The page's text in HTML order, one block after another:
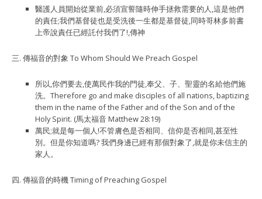
醫護人員開始從業前,必須宣誓隨時伸手拯救需要的人,這是他們
的責任;我們基督徒也是受洗後一生都是基督徒,同時哥林多前書
上帝說責任已經託付我們了!,傳神
三. 傳福音的對象 To Whom Should We Preach Gospel
所以,你們要去,使萬⺠作我的門徒,奉父、子、聖靈的名給他們施
洗。Therefore go and make disciples of all nations, baptizing
them in the name of the Father and of the Son and of the
Holy Spirit. (馬太福音 Matthew 28:19)
萬⺠;就是每一個人!不管膚色是否相同、信仰是否相同,甚至性
別。但是你知道嗎? 我們身邊已經有那個對象了,就是你未信主的
家人。
四. 傳福音的時機 Timing of Preaching Gospel